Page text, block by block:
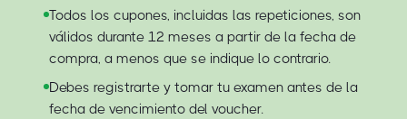
Todos los cupones, incluidas las repeticiones, son
válidos durante 12 meses a partir de la fecha de
compra, a menos que se indique lo contrario.
Debes registrarte y tomar tu examen antes de la
fecha de vencimiento del voucher.